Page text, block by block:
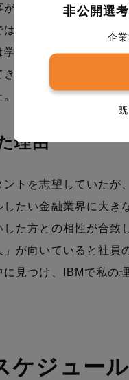
好きでした。そのた
なくコンサルとして
業でも部活動でも、
ました。なので、競
理由
トを志望していたが
たい金融業界に大き
た方との相性が合致
」が向いていると社員
見つけ、IBMで私の
ケジュール
非公開選
企